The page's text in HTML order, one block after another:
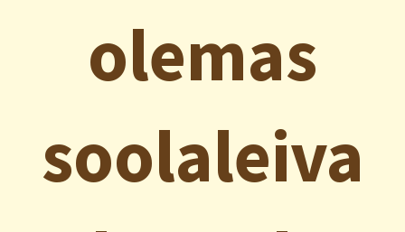
olemas
soolaleiva